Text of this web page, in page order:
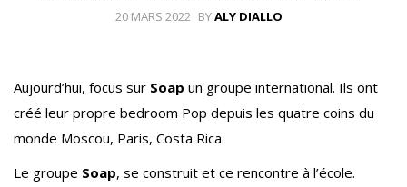
20 MARS 2022 BYALY DIALLO
Aujourd’hui, focus sur Soap un groupe international. Ils ont
créé leur propre bedroom Pop depuis les quatre coins du
monde Moscou, Paris, Costa Rica.
Le groupe Soap, se construit et ce rencontre à l’école.